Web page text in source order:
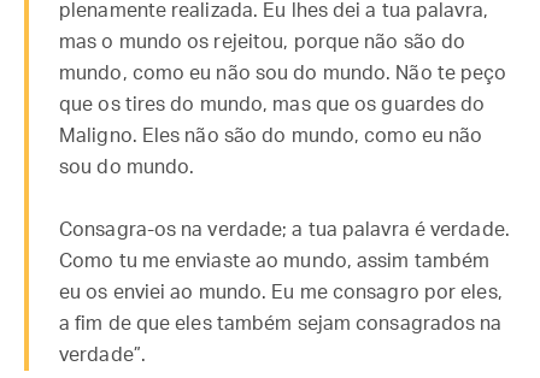
plenamente realizada. Eu lhes dei a tua palavra,
mas o mundo os rejeitou, porque não são do
mundo, como eu não sou do mundo. Não te peço
que os tires do mundo, mas que os guardes do
Maligno. Eles não são do mundo, como eu não
sou do mundo.
Consagra-os na verdade; a tua palavra é verdade.
Como tu me enviaste ao mundo, assim também
eu os enviei ao mundo. Eu me consagro por eles,
a fim de que eles também sejam consagrados na
verdade”.